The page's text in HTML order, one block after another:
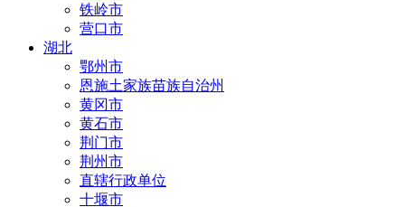
铁岭市
营口市
湖北
鄂州市
恩施土家族苗族自治州
黄冈市
黄石市
荆门市
荆州市
直辖行政单位
十堰市